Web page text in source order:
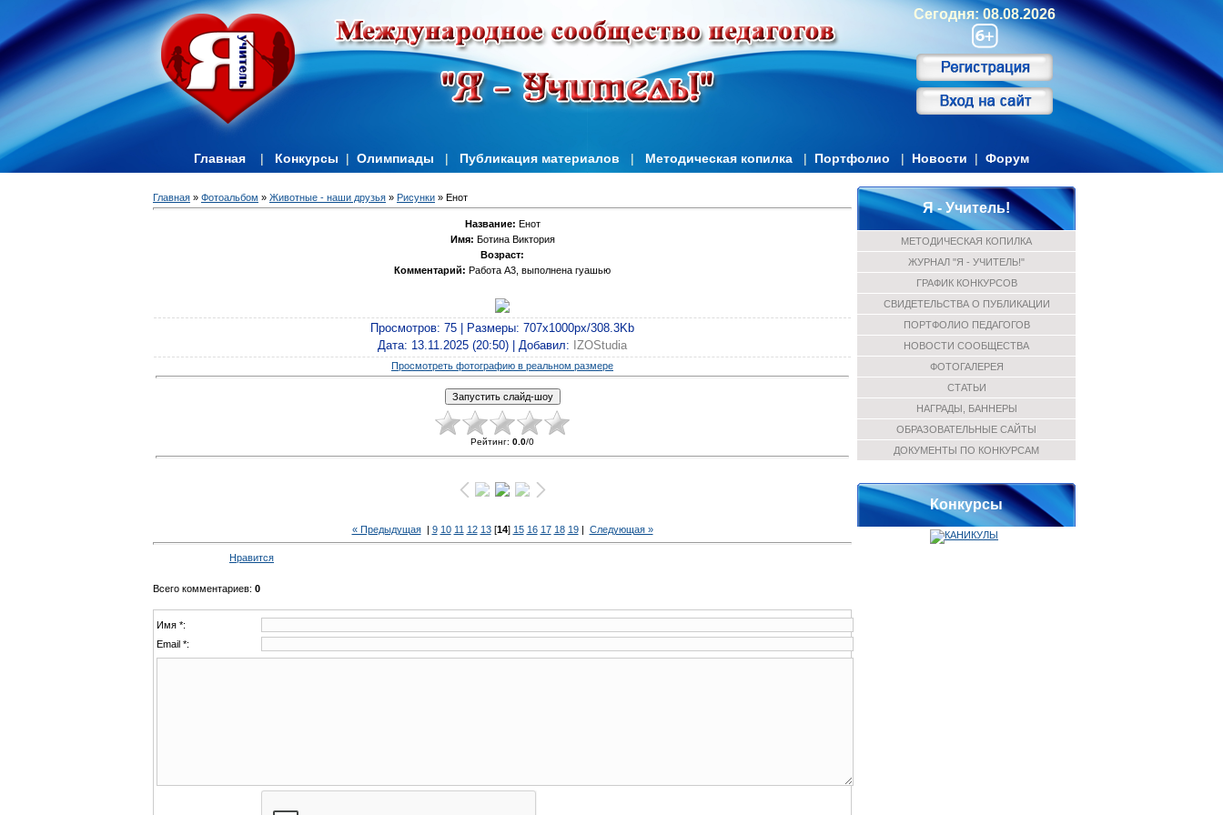
Сегодня: 08.08.2026
Главная | Конкурсы | Олимпиады | Публикация материалов | Методическая копилка | Портфолио | Новости | Форум
Главная » Фотоальбом » Животные - наши друзья » Рисунки » Енот
Название: Енот
Имя: Ботина Виктория
Возраст:
Комментарий: Работа А3, выполнена гуашью
Просмотров: 75 | Размеры: 707x1000px/308.3Kb
Дата: 13.11.2025 (20:50) | Добавил: IZOStudia
Просмотреть фотографию в реальном размере
Рейтинг: 0.0/0
« Предыдущая| 9 10 11 12 13[14] 15 16 17 18 19| Следующая »
Нравится
Всего комментариев: 0
Имя *:
Email *:
Я - Учитель!
МЕТОДИЧЕСКАЯ КОПИЛКА
ЖУРНАЛ "Я - УЧИТЕЛЬ!"
ГРАФИК КОНКУРСОВ
СВИДЕТЕЛЬСТВА О ПУБЛИКАЦИИ
ПОРТФОЛИО ПЕДАГОГОВ
НОВОСТИ СООБЩЕСТВА
ФОТОГАЛЕРЕЯ
СТАТЬИ
НАГРАДЫ, БАННЕРЫ
ОБРАЗОВАТЕЛЬНЫЕ САЙТЫ
ДОКУМЕНТЫ ПО КОНКУРСАМ
Конкурсы